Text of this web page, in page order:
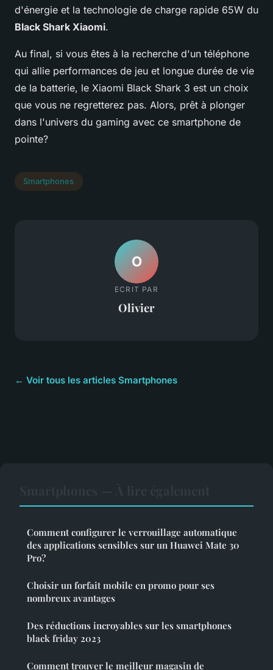
d'énergie et la technologie de charge rapide 65W du
Black Shark Xiaomi.
Au final, si vous êtes à la recherche d'un téléphone
qui allie performances de jeu et longue durée de vie
de la batterie, le Xiaomi Black Shark 3 est un choix
que vous ne regretterez pas. Alors, prêt à plonger
dans l'univers du gaming avec ce smartphone de
pointe?
Smartphones
O
ECRIT PAR
Olivier
← Voir tous les articles Smartphones
Comment configurer le verrouillage automatique
des applications sensibles sur un Huawei Mate 30
Pro?
Choisir un forfait mobile en promo pour ses
nombreux avantages
Des réductions incroyables sur les smartphones
black friday 2023
Comment trouver le meilleur magasin de